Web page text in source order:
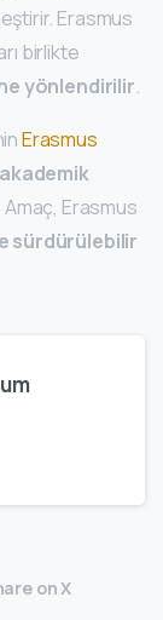
Erasmus
birlikte
yönlendirilir.
Erasmus
Erasmus
sürdürülebilir
on X